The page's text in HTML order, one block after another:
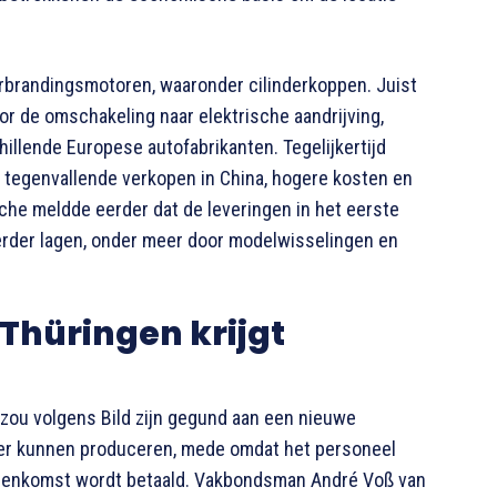
waaronder cilinderkoppen. Juist
de omschakeling naar elektrische aandrijving,
Europese autofabrikanten. Tegelijkertijd
verkopen in China, hogere kosten en
meldde eerder dat de leveringen in het eerste
lagen, onder meer door modelwisselingen en
krijgt
volgens Bild zijn gegund aan een nieuwe
kunnen produceren, mede omdat het personeel
wordt betaald. Vakbondsman André Voß van